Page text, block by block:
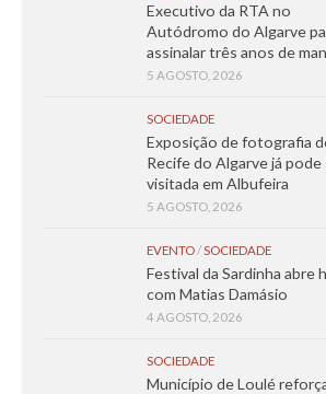
Executivo da RTA no
Autódromo do Algarve
assinalar três anos de
5 AGOSTO, 2026
SOCIEDADE
Exposição de fotografia
Recife do Algarve já pode
visitada em Albufeira
5 AGOSTO, 2026
EVENTO/SOCIEDADE
Festival da Sardinha abre
com Matias Damásio
4 AGOSTO, 2026
SOCIEDADE
Município de Loulé